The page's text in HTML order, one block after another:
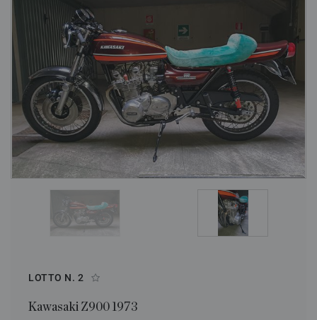
LOTTO N. 2
Kawasaki Z900 1973